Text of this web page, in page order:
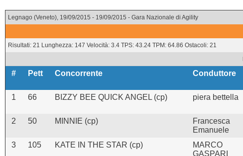
Legnago (Veneto), 19/09/2015 - 19/09/2015 - Gara Nazionale di Agility
Risultati: 21 Lunghezza: 147 Velocità: 3.4 TPS: 43.24 TPM: 64.86 Ostacoli: 21
# Pett Concorrente Conduttore
1 66 BIZZY BEE QUICK ANGEL (cp) piera bettella
2
50 MINNIE (cp)
Francesca
Emanuele
3
105 KATE IN THE STAR (cp)
MARCO
GASPARI